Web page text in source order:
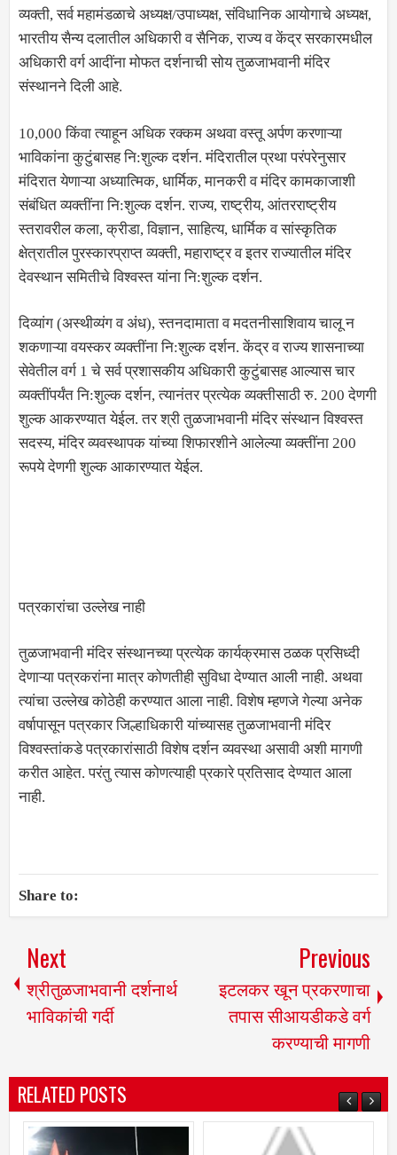
व्यक्ती, सर्व महामंडळाचे अध्यक्ष/उपाध्यक्ष, संविधानिक आयोगाचे अध्यक्ष,
भारतीय सैन्य दलातील अधिकारी व सैनिक, राज्य व केंद्र सरकारमधील
अधिकारी वर्ग आदींना मोफत दर्शनाची सोय तुळजाभवानी मंदिर
संस्थानने दिली आहे.
10,000 किंवा त्याहून अधिक रक्कम अथवा वस्तू अर्पण करणाऱ्या
भाविकांना कुटुंबासह नि:शुल्क दर्शन. मंदिरातील प्रथा परंपरेनुसार
मंदिरात येणाऱ्या अध्यात्मिक, धार्मिक, मानकरी व मंदिर कामकाजाशी
संबंधित व्यक्तींना नि:शुल्क दर्शन. राज्य, राष्ट्रीय, आंतरराष्ट्रीय
स्तरावरील कला, क्रीडा, विज्ञान, साहित्य, धार्मिक व सांस्कृतिक
क्षेत्रातील पुरस्कारप्राप्त व्यक्ती, महाराष्ट्र व इतर राज्यातील मंदिर
देवस्थान समितीचे विश्वस्त यांना नि:शुल्क दर्शन.
दिव्यांग (अस्थीव्यंग व अंध), स्तनदामाता व मदतनीसाशिवाय चालू न
शकणाऱ्या वयस्कर व्यक्तींना नि:शुल्क दर्शन. केंद्र व राज्य शासनाच्या
सेवेतील वर्ग 1 चे सर्व प्रशासकीय अधिकारी कुटुंबासह आल्यास चार
व्यक्तींपर्यंत नि:शुल्क दर्शन, त्यानंतर प्रत्येक व्यक्तीसाठी रु. 200 देणगी
शुल्क आकरण्यात येईल. तर श्री तुळजाभवानी मंदिर संस्थान विश्वस्त
सदस्य, मंदिर व्यवस्थापक यांच्या शिफारशीने आलेल्या व्यक्तींना 200
रूपये देणगी शुल्क आकारण्यात येईल.
पत्रकारांचा उल्लेख नाही
तुळजाभवानी मंदिर संस्थानच्या प्रत्येक कार्यक्रमास ठळक प्रसिध्दी
देणाऱ्या पत्रकरांना मात्र कोणतीही सुविधा देण्यात आली नाही. अथवा
त्यांचा उल्लेख कोठेही करण्यात आला नाही. विशेष म्हणजे गेल्या अनेक
वर्षापासून पत्रकार जिल्हाधिकारी यांच्यासह तुळजाभवानी मंदिर
विश्वस्तांकडे पत्रकारांसाठी विशेष दर्शन व्यवस्था असावी अशी मागणी
करीत आहेत. परंतु त्यास कोणत्याही प्रकारे प्रतिसाद देण्यात आला
नाही.
Share to:
Next
श्रीतुळजाभवानी दर्शनार्थ
भाविकांची गर्दी
Previous
इटलकर खून प्रकरणाचा
तपास सीआयडीकडे वर्ग
करण्याची मागणी
RELATED POSTS